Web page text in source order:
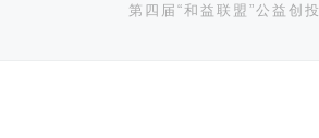
第四届“和益联盟”公益创